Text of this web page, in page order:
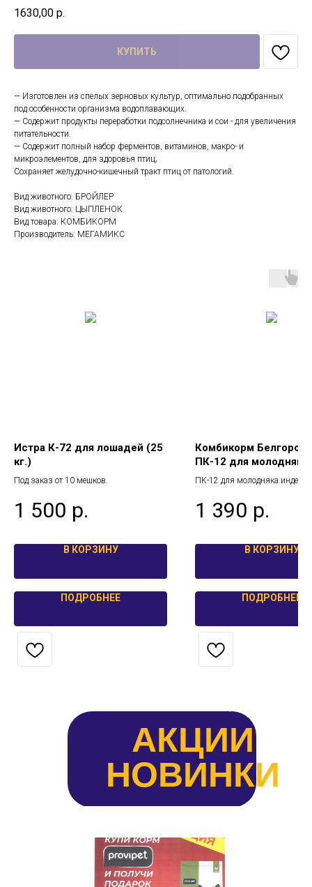
1630,00 р.
КУПИТЬ
— Изготовлен из спелых зерновых культур, оптимально подобранных
под особенности организма водоплавающих.
— Содержит продукты переработки подсолнечника и сои - для увеличения
питательности.
— Содержит полный набор ферментов, витаминов, макро- и
микроэлементов, для здоровья птиц;
Сохраняет желудочно-кишечный тракт птиц от патологий.
Вид животного: БРОЙЛЕР
Вид животного: ЦЫПЛЕНОК
Вид товара: КОМБИКОРМ
Производитель: МЕГАМИКС
Истра К-72 для лошадей (25
кг.)
Под заказ от 10 мешков.
1 500 р.
В КОРЗИНУ
ПОДРОБНЕЕ
Комбикорм
ПК-12 для молодняка
индеек от 14 до 17
ПК-12 для молодняка индеек
1 390 р.
В КОРЗИНУ
ПОДРОБНЕЕ
АКЦИИ
НОВИНКИ